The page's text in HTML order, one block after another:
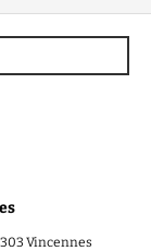
Vincennes